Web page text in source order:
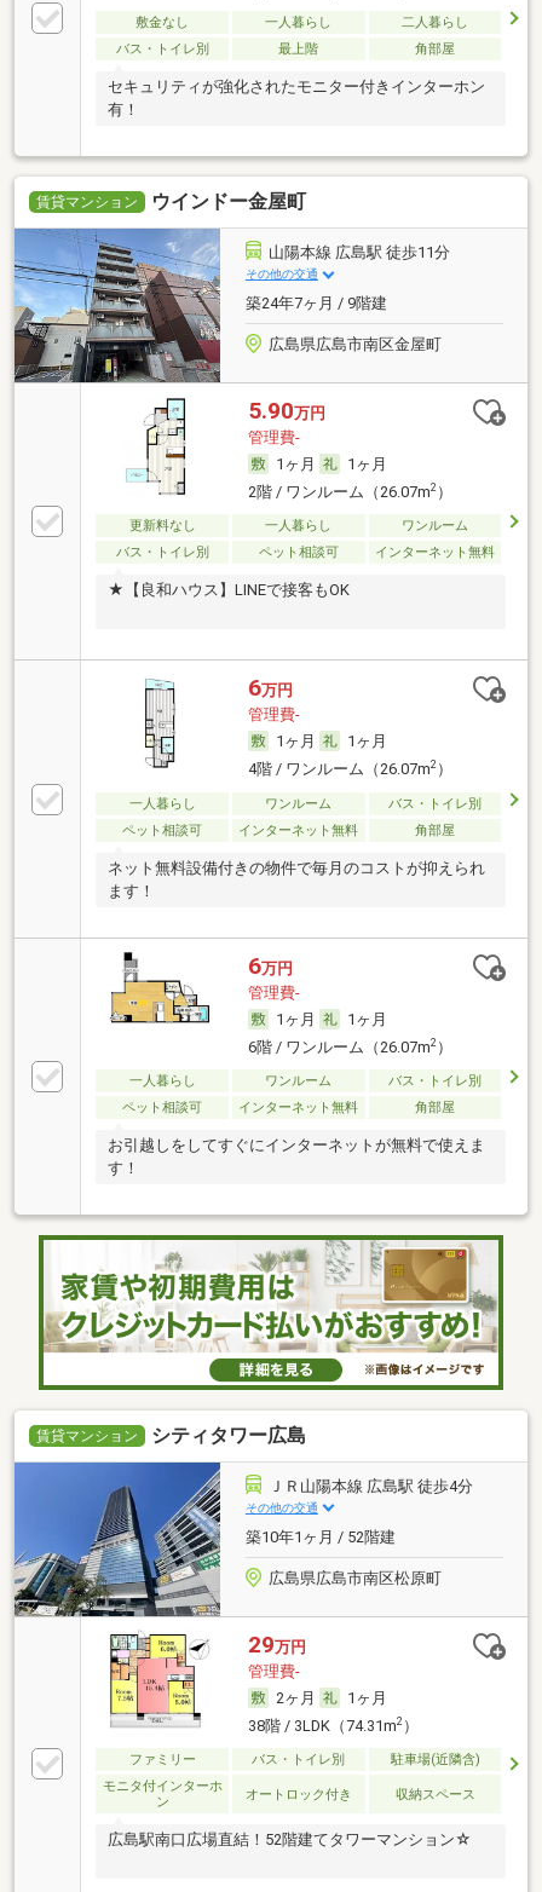
敷金なし 一人暮らし
二人暮らし
バス・トイレ別
最上階 角部屋
セキュリティが強化されたモニター付きインターホン
有！
賃貸マンション ウインドー金屋町
山陽本線 広島駅 徒歩11分
その他の交通
築24年7ヶ月 / 9階建
広島県広島市南区金屋町
5.90万円
管理費-
1ヶ月
1ヶ月
2階 / ワンルーム（26.07m2）
更新料なし 一人暮らし
ワンルーム
バス・トイレ別
ペット相談可 インターネット無料
★【良和ハウス】LINEで接客もOK
6万円
管理費-
1ヶ月
1ヶ月
4階 / ワンルーム（26.07m2）
一人暮らし ワンルーム
バス・トイレ別
ペット相談可
インターネット無料 角部屋
ネット無料設備付きの物件で毎月のコストが抑えられ
ます！
6万円
管理費-
1ヶ月
1ヶ月
6階 / ワンルーム（26.07m2）
一人暮らし ワンルーム
バス・トイレ別
ペット相談可
インターネット無料 角部屋
お引越しをしてすぐにインターネットが無料で使えま
す！
賃貸マンション シティタワー広島
ＪＲ山陽本線 広島駅 徒歩4分
その他の交通
築10年1ヶ月 / 52階建
広島県広島市南区松原町
29万円
管理費-
2ヶ月
1ヶ月
38階 / 3LDK（74.31m2）
ファミリー バス・トイレ別
駐車場(近隣含)
モニタ付インターホ
ン
オートロック付き 収納スペース
広島駅南口広場直結！52階建てタワーマンション☆